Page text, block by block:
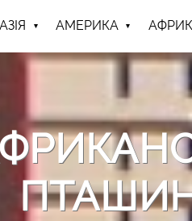
АЗІЯ АМЕРИКА